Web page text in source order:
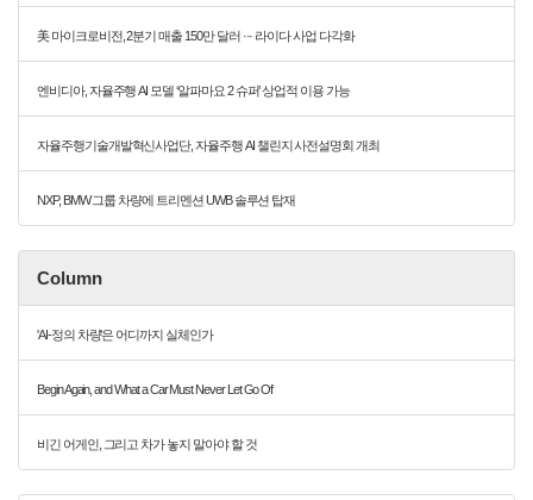
美 마이크로비전, 2분기 매출 150만 달러 ··· 라이다 사업 다각화
엔비디아, 자율주행 AI 모델 ‘알파마요 2 슈퍼’ 상업적 이용 가능
자율주행기술개발혁신사업단, 자율주행 AI 챌린지 사전설명회 개최
NXP, BMW 그룹 차량에 트리멘션 UWB 솔루션 탑재
Column
'AI-정의 차량'은 어디까지 실체인가
Begin Again, and What a Car Must Never Let Go Of
비긴 어게인, 그리고 차가 놓지 말아야 할 것